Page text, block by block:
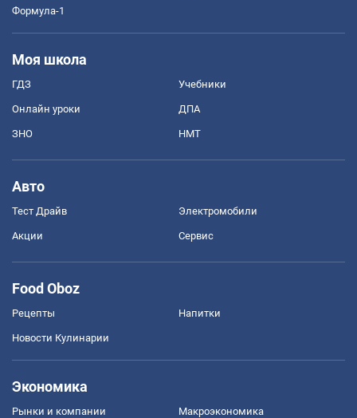
Формула-1
Моя школа
ГДЗ Учебники
Онлайн уроки ДПА
ЗНО НМТ
Авто
Тест Драйв Электромобили
Акции Сервис
Food Oboz
Рецепты Напитки
Новости Кулинарии
Экономика
Рынки и компании Mакроэкономика